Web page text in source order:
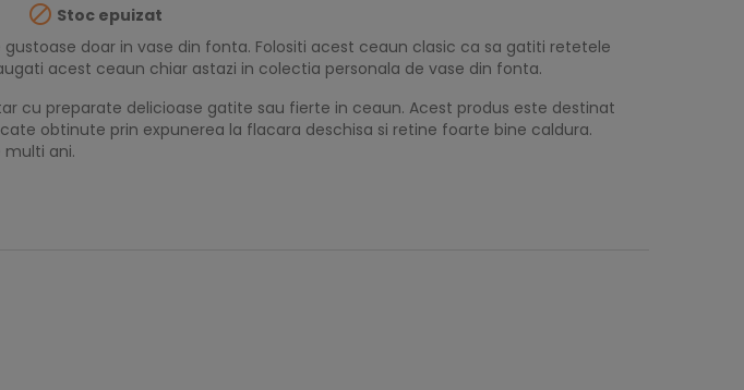
 Stoc epuizat
doar in vase din fonta. Folositi acest ceaun clasic ca sa gatiti retetele
acest ceaun chiar astazi in colectia personala de vase din fonta.
cu preparate delicioase gatite sau fierte in ceaun. Acest produs este destinat
obtinute prin expunerea la flacara deschisa si retine foarte bine caldura.
ani.